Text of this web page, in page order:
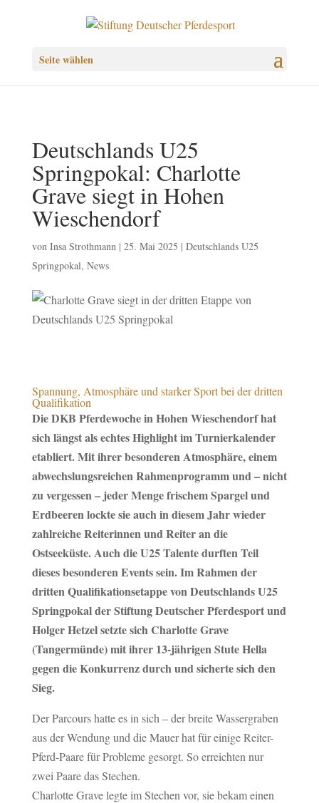
Seite wählen
Deutschlands U25
Springpokal: Charlotte
Grave siegt in Hohen
Wieschendorf
von Insa Strothmann| 25. Mai 2025 | Deutschlands U25
Springpokal, News
Spannung, Atmosphäre und starker Sport bei der dritten
Qualifikation
Die DKB Pferdewoche in Hohen Wieschendorf hat
sich längst als echtes Highlight im Turnierkalender
etabliert. Mit ihrer besonderen Atmosphäre, einem
abwechslungsreichen Rahmenprogramm und – nicht
zu vergessen – jeder Menge frischem Spargel und
Erdbeeren lockte sie auch in diesem Jahr wieder
zahlreiche Reiterinnen und Reiter an die
Ostseeküste. Auch die U25 Talente durften Teil
dieses besonderen Events sein. Im Rahmen der
dritten Qualifikationsetappe von Deutschlands U25
Springpokal der Stiftung Deutscher Pferdesport und
Holger Hetzel setzte sich Charlotte Grave
(Tangermünde) mit ihrer 13-jährigen Stute Hella
gegen die Konkurrenz durch und sicherte sich den
Sieg.
Der Parcours hatte es in sich – der breite Wassergraben
aus der Wendung und die Mauer hat für einige Reiter-
Pferd-Paare für Probleme gesorgt. So erreichten nur
zwei Paare das Stechen.
Charlotte Grave legte im Stechen vor, sie bekam einen